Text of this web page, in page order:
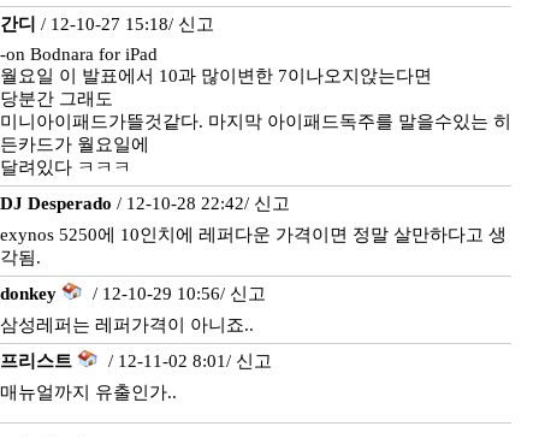
간디 / 12-10-27 15:18/ 신고
-on Bodnara for iPad
월요일 이 발표에서 10과 많이변한 7이나오지앉는다면
당분간 그래도
미니아이패드가뜰것같다. 마지막 아이패드독주를 말을수있는 히
든카드가 월요일에
달려있다 ㅋㅋㅋ
DJ Desperado / 12-10-28 22:42/ 신고
exynos 5250에 10인치에 레퍼다운 가격이면 정말 살만하다고 생
각됨.
donkey
/ 12-10-29 10:56/ 신고
삼성레퍼는 레퍼가격이 아니죠..
프리스트
/ 12-11-02 8:01/ 신고
매뉴얼까지 유출인가..